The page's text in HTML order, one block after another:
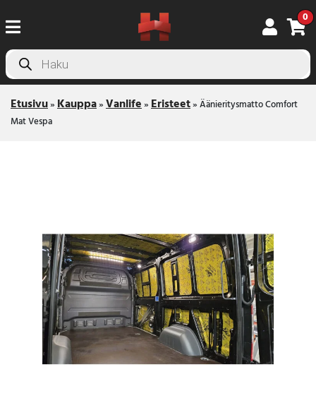
0
Products
search
Etusivu»Kauppa»Vanlife»Eristeet»Äänieritysmatto Comfort
Mat Vespa